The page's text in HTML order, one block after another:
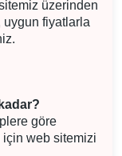
üzerinden
uygun fiyatlarla
göre
için web sitemizi